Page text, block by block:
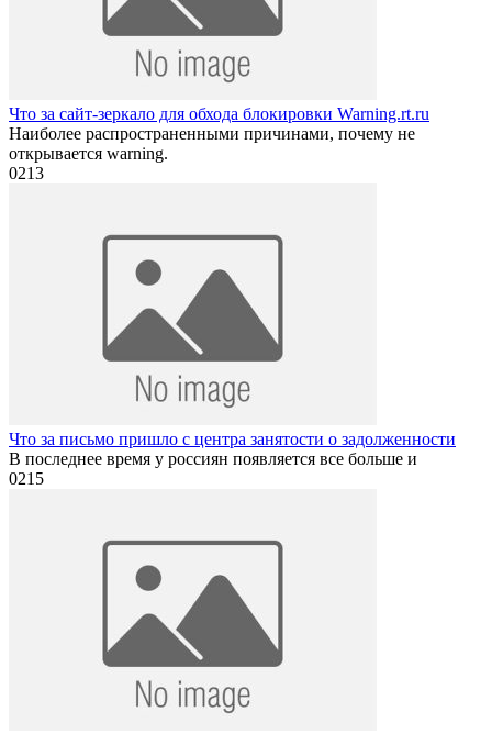
Что за сайт-зеркало для обхода блокировки Warning.rt.ru
Наиболее распространенными причинами, почему не
открывается warning.
0213
Что за письмо пришло с центра занятости о задолженности
В последнее время у россиян появляется все больше и
0215